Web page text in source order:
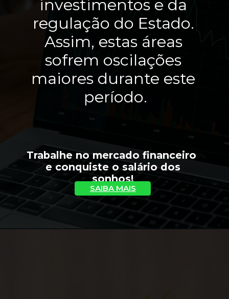
investimentos e da
regulação do Estado.
Assim, estas áreas
sofrem oscilações
maiores durante este
período.
Trabalhe no mercado financeiro
e conquiste o salário dos
sonhos!
SAIBA MAIS